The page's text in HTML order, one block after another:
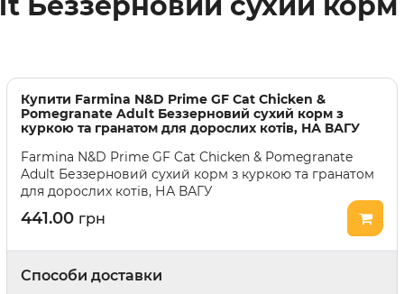
Засоби для догляду
Відлякувачі та засоби від погризів
Засоби для привчання
Парфуми і одеколони
Наповнювачі для клітки
Купити Farmina N&D Prime GF Cat Chicken &
Pomegranate Adult Беззерновий сухий корм з
куркою та гранатом для дорослих котів, НА ВАГУ
Farmina N&D Prime GF Cat Chicken & Pomegranate
Adult Беззерновий сухий корм з куркою та гранатом
для дорослих котів, НА ВАГУ
441.00 грн
Способи доставки